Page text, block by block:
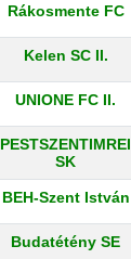
Rákosmente FC
Kelen SC II.
UNIONE FC II.
PESTSZENTIMREI
SK
BEH-Szent István
Budatétény SE